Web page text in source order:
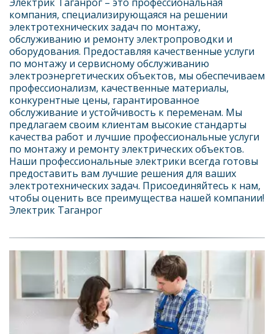
компания, специализирующаяся на решении
электротехнических задач по монтажу,
обслуживанию и ремонту электропроводки и
оборудования. Предоставляя качественные услуги
по монтажу и сервисному обслуживанию
электроэнергетических объектов, мы обеспечиваем
профессионализм, качественные материалы,
конкурентные цены, гарантированное
обслуживание и устойчивость к переменам. Мы
предлагаем своим клиентам высокие стандарты
качества работ и лучшие профессиональные услуги
по монтажу и ремонту электрических объектов.
Наши профессиональные электрики всегда готовы
предоставить вам лучшие решения для ваших
электротехнических задач. Присоединяйтесь к нам,
чтобы оценить все преимущества нашей компании!
Электрик Таганрог